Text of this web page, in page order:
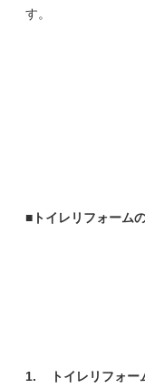
す。
■トイレリフォーム
1. トイレリフォ